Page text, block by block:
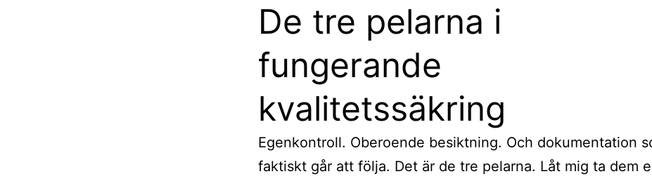
De tre pelarna i
fungerande
kvalitetssäkring
Egenkontroll. Oberoende besiktning. Och dokumentation
faktiskt går att följa. Det är de tre pelarna. Låt mig ta dem